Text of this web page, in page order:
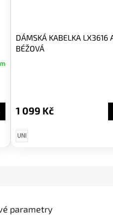
DÁMSKÁ KABELKA LX3616
BÉŽOVÁ
1 099 Kč
UNI
parametry